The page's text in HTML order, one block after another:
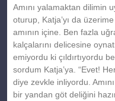
Amını yalamaktan dilimin
oturup, Katja’yı da
amının içine. Ben fazla
kalçalarını delicesine
emiyordu ki çıldırtıyordu
sordum Katja’ya. “Evet!
diye zevkle inliyordu.
bir yandan göt deliğini